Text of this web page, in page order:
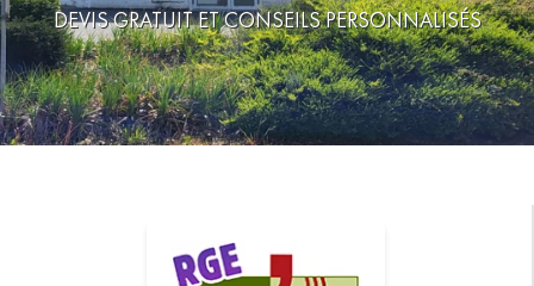
DEVIS GRATUIT ET CONSEILS PERSONNALISÉS